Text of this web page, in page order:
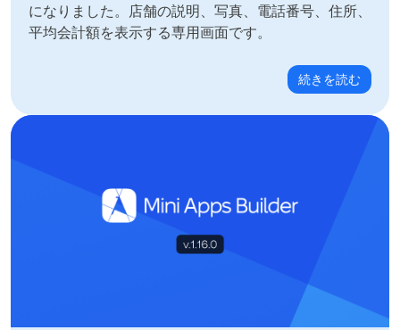
になりました。店舗の説明、写真、電話番号、住所、
平均会計額を表示する専用画面です。
続きを読む